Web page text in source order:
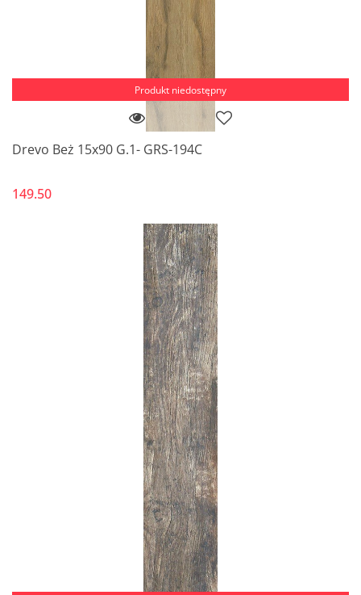
Produkt niedostępny
Drevo Beż 15x90 G.1- GRS-194C
149.50